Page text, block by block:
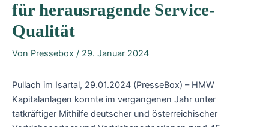
für herausragende Service-
Qualität
Von Pressebox / 29. Januar 2024
Pullach im Isartal, 29.01.2024 (PresseBox) – HMW
Kapitalanlagen konnte im vergangenen Jahr unter
tatkräftiger Mithilfe deutscher und österreichischer